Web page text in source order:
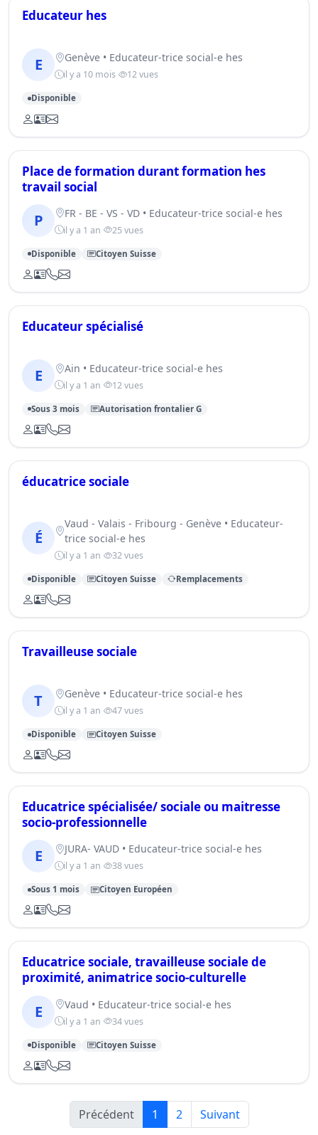
Educateur hes
E Genève • Educateur-trice social-e hes
il y a 10 mois 12 vues
Disponible
Place de formation durant formation hes
travail social
P FR - BE - VS - VD • Educateur-trice social-e hes
il y a 1 an 25 vues
Disponible Citoyen Suisse
Educateur spécialisé
E Ain • Educateur-trice social-e hes
il y a 1 an 12 vues
Sous 3 mois Autorisation frontalier G
éducatrice sociale
É
Vaud - Valais - Fribourg - Genève • Educateur-
trice social-e hes
il y a 1 an 32 vues
Disponible Citoyen Suisse Remplacements
Travailleuse sociale
T Genève • Educateur-trice social-e hes
il y a 1 an 47 vues
Disponible Citoyen Suisse
Educatrice spécialisée/ sociale ou maitresse
socio-professionnelle
E JURA- VAUD • Educateur-trice social-e hes
il y a 1 an 38 vues
Sous 1 mois Citoyen Européen
Educatrice sociale, travailleuse sociale de
proximité, animatrice socio-culturelle
E Vaud • Educateur-trice social-e hes
il y a 1 an 34 vues
Disponible Citoyen Suisse
Précédent 1 2 Suivant